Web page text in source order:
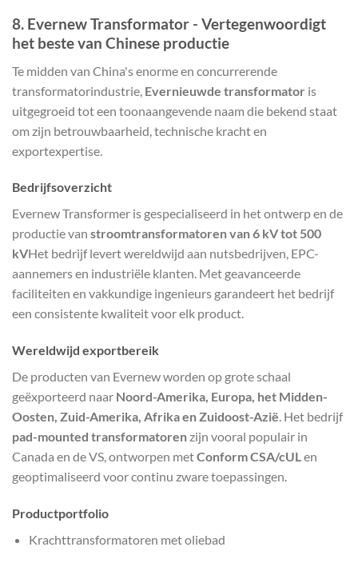
8. Evernew Transformator - Vertegenwoordigt
het beste van Chinese productie
Te midden van China's enorme en concurrerende
transformatorindustrie, Evernieuwde transformator is
uitgegroeid tot een toonaangevende naam die bekend staat
om zijn betrouwbaarheid, technische kracht en
exportexpertise.
Bedrijfsoverzicht
Evernew Transformer is gespecialiseerd in het ontwerp en de
productie van stroomtransformatoren van 6 kV tot 500
kVHet bedrijf levert wereldwijd aan nutsbedrijven, EPC-
aannemers en industriële klanten. Met geavanceerde
faciliteiten en vakkundige ingenieurs garandeert het bedrijf
een consistente kwaliteit voor elk product.
Wereldwijd exportbereik
De producten van Evernew worden op grote schaal
geëxporteerd naar Noord-Amerika, Europa, het Midden-
Oosten, Zuid-Amerika, Afrika en Zuidoost-Azië. Het bedrijf
pad-mounted transformatorenzijn vooral populair in
Canada en de VS, ontworpen metConform CSA/cULen
geoptimaliseerd voor continu zware toepassingen.
Productportfolio
Krachttransformatoren met oliebad